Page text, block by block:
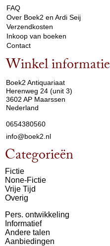
FAQ
Over Boek2 en Ardi Seij
Verzendkosten
Inkoop van boeken
Contact
Winkel informatie
Boek2 Antiquariaat
Herenweg 24 (unit 3)
3602 AP Maarssen
Nederland
0654380560
info@boek2.nl
Categorieën
Fictie
None-Fictie
Vrije Tijd
Overig
Pers. ontwikkeling
Informatief
Andere talen
Aanbiedingen